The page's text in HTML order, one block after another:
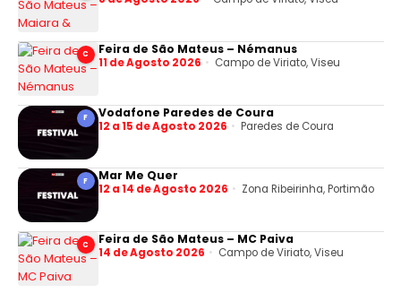
C Feira de São Mateus – Némanus
11 de Agosto 2026 Campo de Viriato, Viseu
F Vodafone Paredes de Coura
12 a 15 de Agosto 2026 Paredes de Coura
F Mar Me Quer
12 a 14 de Agosto 2026 Zona Ribeirinha, Portimão
C Feira de São Mateus – MC Paiva
14 de Agosto 2026 Campo de Viriato, Viseu